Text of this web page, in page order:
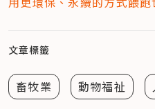
文章標籤
畜牧業 動物福祉